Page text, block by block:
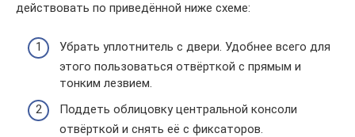
действовать по приведённой ниже схеме:
Убрать уплотнитель с двери. Удобнее всего для
этого пользоваться отвёрткой с прямым и
тонким лезвием.
Поддеть облицовку центральной консоли
отвёрткой и снять её с фиксаторов.